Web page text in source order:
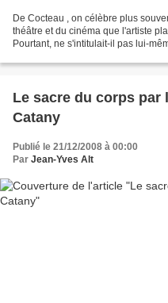
De Cocteau , on célèbre plus
théâtre et du cinéma que l'artiste
Pourtant, ne s'intitulait-il pas lui-
Le sacre du corps par
Catany
Publié le 21/12/2008 à 00:00
Par Jean-Yves Alt